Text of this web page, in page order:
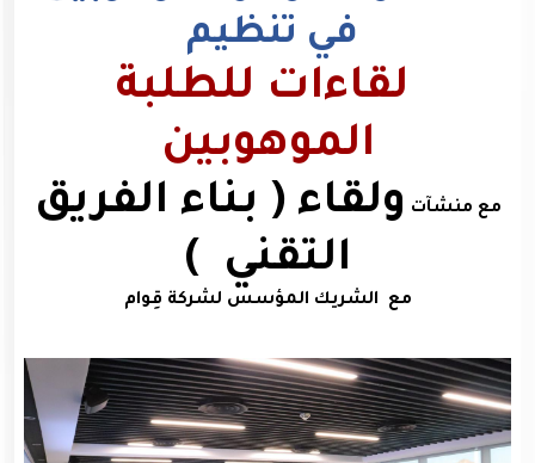
في تنظيم
لقاءات للطلبة
الموهوبين
مع منشآت ولقاء ( بناء الفريق
التقني )
مع الشريك المؤسس لشركة قِوام